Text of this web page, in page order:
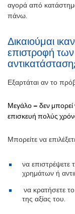
αγορά από
πάνω.
Δικαιούμαι
επιστροφή
αντικατάσταση;
Εξαρτάται αν το
Μεγάλο – δεν μπορεί
επισκευή πολύς
Μπορείτε να
να επιστρέψετε
χρημάτων ή
να κρατήσετε
της αξίας του.